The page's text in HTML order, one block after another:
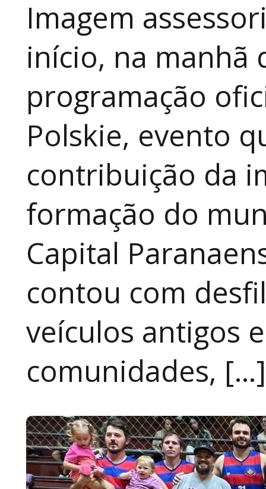
Imagem
início, na manhã
programação
Polskie, evento
contribuição da
formação do
Capital
contou com
veículos antigos
comunidades, […]